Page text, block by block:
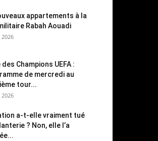
appartements à la
Rabah Aouadi
des Champions UEFA :
de mercredi au
tour...
a-t-elle vraiment tué
? Non, elle l’a